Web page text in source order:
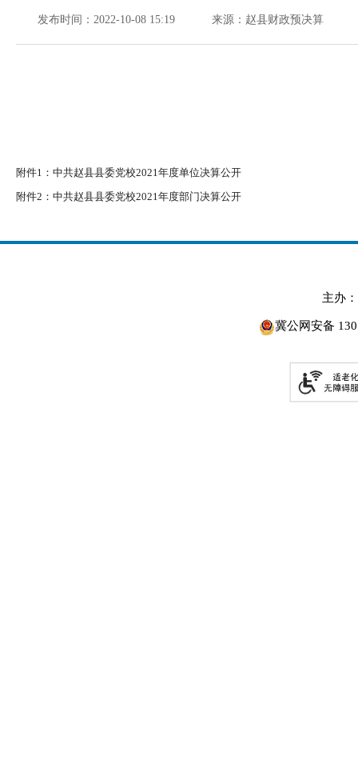
发布时间：2022-10-08 15:19 来源：赵县财政预决算
附件1： 中共赵县县委党校2021年度单位决算公开
附件2： 中共赵县县委党校2021年度部门决算公开